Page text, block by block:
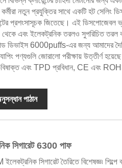
নতুন প্রযুক্তির সাথে একটি হট
প্রশংসাসূচক জিতেছে। এই ডিসপোজেবল
থেকে এবং ইলেকট্রনিক তরলও সুপরিচিত
ডিভাইস 6000puffs-এর জন্য আমাদের
পণ্যগুলি জোরালো পরীক্ষায় উত্তীর্ণ
এবং TPD প্রবিধান, CE এবং
পাঠান
সিগারেট 6300 পাফ
সিগারেট তৈরিতে বিশেষজ্ঞ৷ শিল্পে